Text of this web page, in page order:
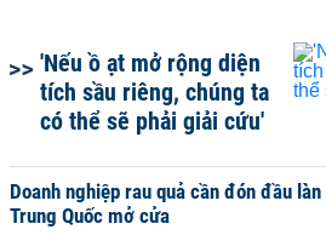
'Nếu ồ ạt mở rộng diện
tích sầu riêng, chúng ta
có thể sẽ phải giải cứu'
Doanh nghiệp rau quả cần đón đầu
Trung Quốc mở cửa